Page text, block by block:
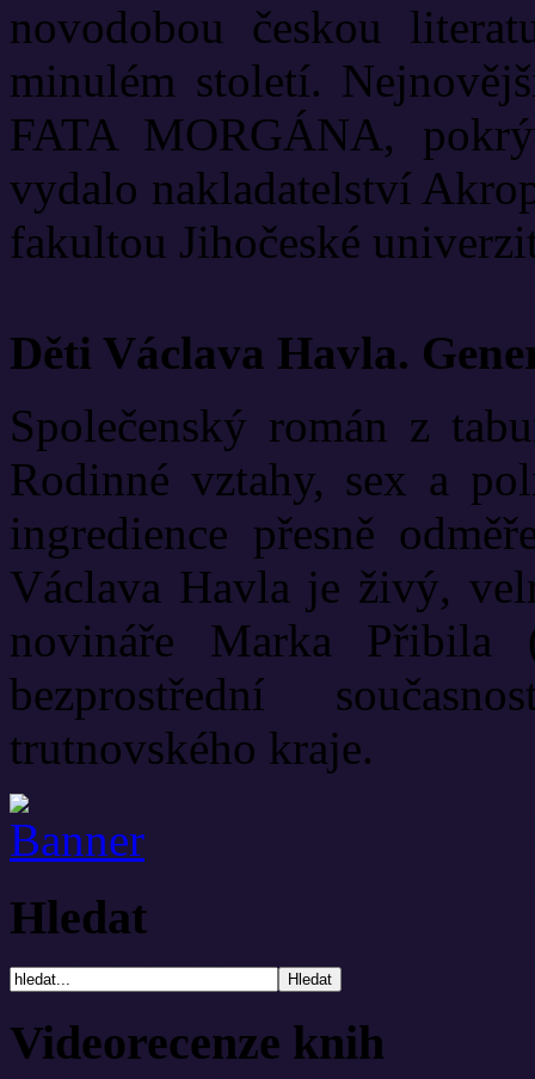
novodobou českou
minulém století.
FATA MORGÁNA,
vydalo nakladatelství
fakultou Jihočeské
Děti Václava Havla.
Společenský román z
Rodinné vztahy, sex a
ingredience přesně
Václava Havla je živý,
novináře Marka Přibila
bezprostřední
trutnovského kraje.
Hledat
Videorecenze knih